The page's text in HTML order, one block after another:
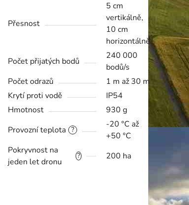
Přesnost
5 cm
vertikálně,
10 cm
horizontálně
Počet přijatých bodů
240 000
bodů/s
Počet odrazů
1 m až 30 m
Krytí proti vodě
IP54
Hmotnost
930 g
?
Provozní teplota
-20 °C až
+50 °C
?
Pokryvnost na
jeden let dronu
200 ha